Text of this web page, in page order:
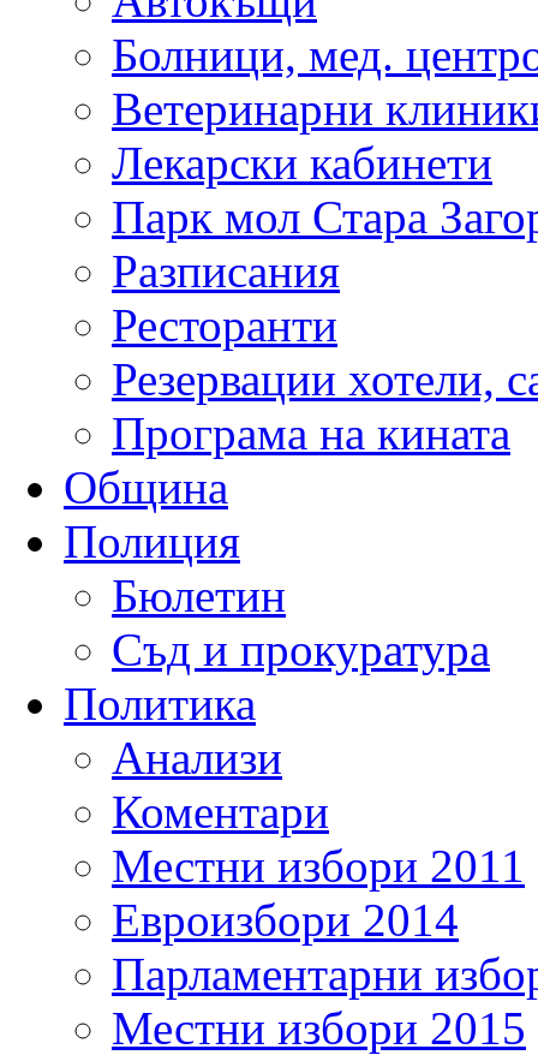
Болници, мед.
Ветеринарни
Лекарски кабинети
Парк мол Стара
Разписания
Ресторанти
Резервации хотели,
Програма на кината
Община
Полиция
Бюлетин
Съд и прокуратура
Политика
Анализи
Коментари
Местни избори 2011
Евроизбори 2014
Парламентарни
Местни избори 2015